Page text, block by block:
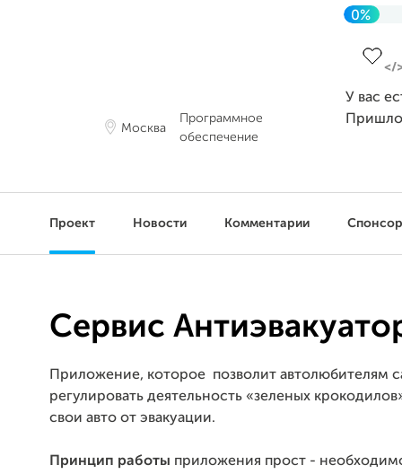
Москва
Программное
обеспечение
0%
У вас
Проект Новости Комментарии
Сервис
Приложение, которое позволит автолюбителям
регулировать деятельность «зеленых
свои авто от эвакуации.
Принцип работы приложения прост -